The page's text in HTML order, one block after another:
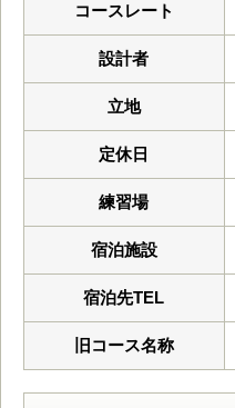
コースレート
設計者
立地
定休日
練習場
宿泊施設
宿泊先TEL
旧コース名称